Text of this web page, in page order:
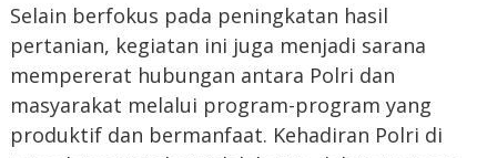
Selain berfokus pada peningkatan hasil
pertanian, kegiatan ini juga menjadi sarana
mempererat hubungan antara Polri dan
masyarakat melalui program-program yang
produktif dan bermanfaat. Kehadiran Polri di